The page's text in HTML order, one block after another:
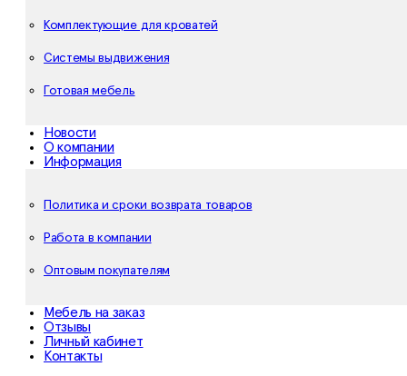
Комплектующие для кроватей
Системы выдвижения
Готовая мебель
Новости
О компании
Информация
Политика и сроки возврата товаров
Работа в компании
Оптовым покупателям
Мебель на заказ
Отзывы
Личный кабинет
Контакты